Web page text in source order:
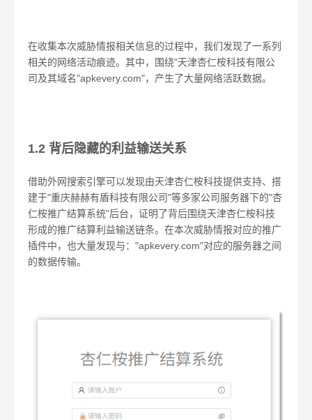
在收集本次威胁情报相关信息的过程中，我们发现了一系列
相关的网络活动痕迹。其中，围绕"天津杏仁桉科技有限公
司及其域名"apkevery.com"，产生了大量网络活跃数据。
1.2 背后隐藏的利益输送关系
借助外网搜索引擎可以发现由天津杏仁桉科技提供支持、搭
建于"重庆赫赫有盾科技有限公司"等多家公司服务器下的"杏
仁桉推广结算系统"后台，证明了背后围绕天津杏仁桉科技
形成的推广结算利益输送链条。在本次威胁情报对应的推广
插件中，也大量发现与："apkevery.com"对应的服务器之间
的数据传输。